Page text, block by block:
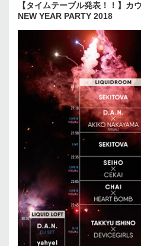
【タイムテーブル発表！！】カ
NEW YEAR PARTY 2018